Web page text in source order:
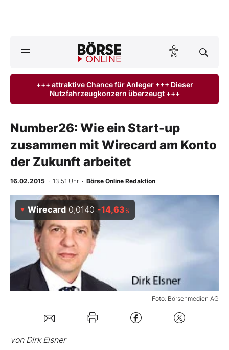
ktuelle Ausgabe BÖRSE ONLINE lesen
Finanz-Check
BO-Musterdepots
Experten
Mein B:O
Mein Konto
Folgen Sie uns
+++ attraktive Chance für Anleger +++ Dieser
Nutzfahrzeugkonzern überzeugt +++
Number26: Wie ein Start-up
zusammen mit Wirecard am Konto
der Zukunft arbeitet
16.02.2015 · 13:51 Uhr · Börse Online Redaktion
Foto: Börsenmedien AG
Wirecard 0,0140 -14,63%
von Dirk Elsner